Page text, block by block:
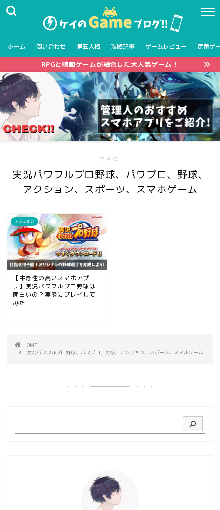
ホーム 問い合わせ 第五人格 攻略記事 ゲームレビュー 定番ゲ
RPGと戦略ゲームが融合した大人気ゲーム！
― TAG ―
実況パワフルプロ野球、パワプロ、野球、
アクション、スポーツ、スマホゲーム
アクション
【中毒性の高いスマホアプ
リ】実況パワフルプロ野球は
面白いの？実際にプレイして
みた！
HOME
実況パワフルプロ野球、パワプロ、野球、アクション、スポーツ、スマホゲーム